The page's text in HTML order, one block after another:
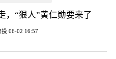
，“狠人”黄仁勋要来了
投 06-02 16:57